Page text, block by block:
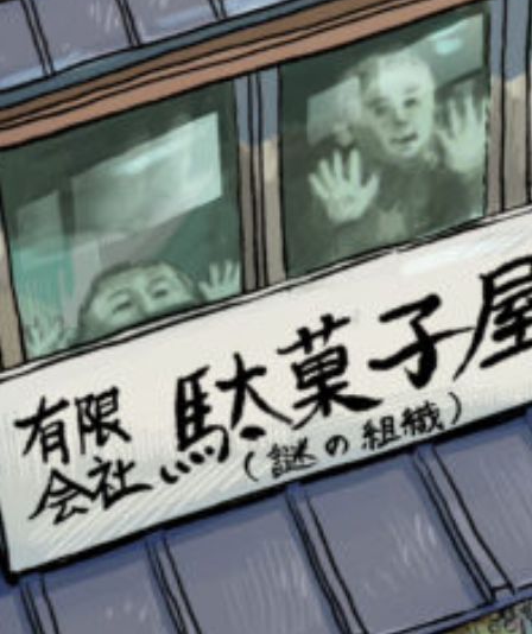
書店に届いた
みんなからのお手紙が
読める